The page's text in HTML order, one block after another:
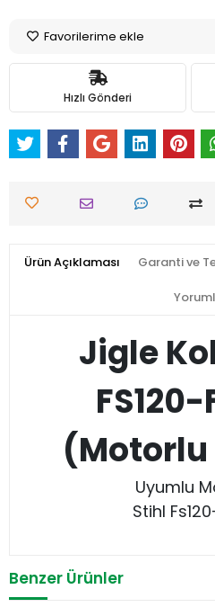
Favorilerime ekle
Hızlı Gönderi
Ürün Açıklaması Garanti ve
Jigle
(Motorlu
Uyumlu
Stihl
Benzer Ürünler